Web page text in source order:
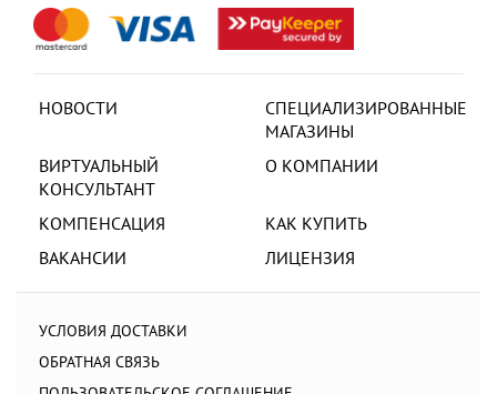
НОВОСТИ
СПЕЦИАЛИЗИРОВАННЫЕ
МАГАЗИНЫ
ВИРТУАЛЬНЫЙ
КОНСУЛЬТАНТ
О КОМПАНИИ
КОМПЕНСАЦИЯ
КАК КУПИТЬ
ВАКАНСИИ
ЛИЦЕНЗИЯ
УСЛОВИЯ ДОСТАВКИ
ОБРАТНАЯ СВЯЗЬ